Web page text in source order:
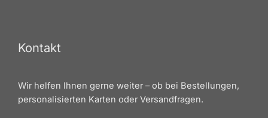
Kontakt
Wir helfen Ihnen gerne weiter – ob bei Bestellungen,
personalisierten Karten oder Versandfragen.